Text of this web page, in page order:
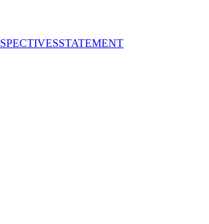
STATEMENT